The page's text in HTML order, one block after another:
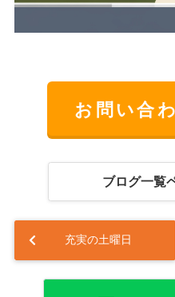
お問い合
ブログ一覧
充実の土曜日